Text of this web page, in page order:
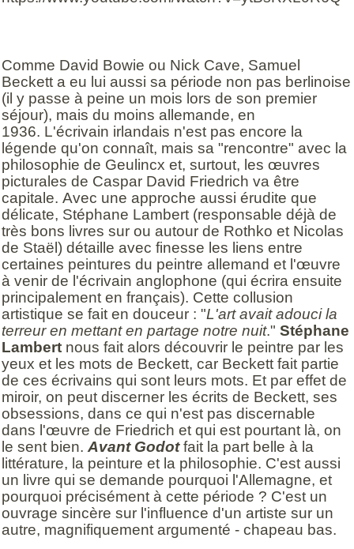
Comme David Bowie ou Nick Cave, Samuel
Beckett a eu lui aussi sa période non pas berlinoise
(il y passe à peine un mois lors de son premier
séjour), mais du moins allemande, en
1936. L'écrivain irlandais n'est pas encore la
légende qu'on connaît, mais sa "rencontre" avec la
philosophie de Geulincx et, surtout, les œuvres
picturales de Caspar David Friedrich va être
capitale. Avec une approche aussi érudite que
délicate, Stéphane Lambert (responsable déjà de
très bons livres sur ou autour de Rothko et Nicolas
de Staël) détaille avec finesse les liens entre
certaines peintures du peintre allemand et l'œuvre
à venir de l'écrivain anglophone (qui écrira ensuite
principalement en français). Cette collusion
artistique se fait en douceur : "L'art avait adouci la
terreur en mettant en partage notre nuit." Stéphane
Lambert nous fait alors découvrir le peintre par les
yeux et les mots de Beckett, car Beckett fait partie
de ces écrivains qui sont leurs mots. Et par effet de
miroir, on peut discerner les écrits de Beckett, ses
obsessions, dans ce qui n'est pas discernable
dans l'œuvre de Friedrich et qui est pourtant là, on
le sent bien.Avant Godot fait la part belle à la
littérature, la peinture et la philosophie. C'est aussi
un livre qui se demande pourquoi l'Allemagne, et
pourquoi précisément à cette période ? C'est un
ouvrage sincère sur l'influence d'un artiste sur un
autre, magnifiquement argumenté - chapeau bas.